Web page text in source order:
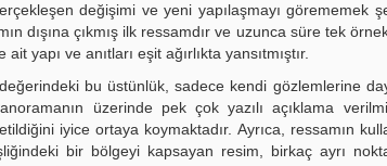
değişimi ve yeni yapılaşmayı görememek
dışına çıkmış ilk ressamdır ve uzunca süre tek
yapı ve anıtları eşit ağırlıkta yansıtmıştır.
bu üstünlük, sadece kendi gözlemlerine
üzerinde pek çok yazılı açıklama
iyice ortaya koymaktadır. Ayrıca, ressamın
bir bölgeyi kapsayan resim, birkaç ayrı